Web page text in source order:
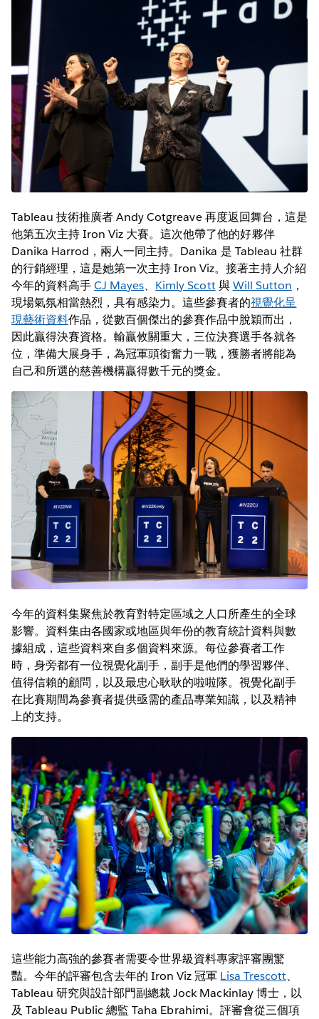
Tableau 技術推廣者 Andy Cotgreave 再度返回舞台，這是
他第五次主持 Iron Viz 大賽。這次他帶了他的好夥伴
Danika Harrod，兩人一同主持。Danika 是 Tableau 社群
的行銷經理，這是她第一次主持 Iron Viz。接著主持人介紹
今年的資料高手CJ Mayes、 Kimly Scott與Will Sutton ，
現場氣氛相當熱烈，具有感染力。這些參賽者的視覺化呈
現藝術資料作品，從數百個傑出的參賽作品中脫穎而出，
因此贏得決賽資格。輸贏攸關重大，三位決賽選手各就各
位，準備大展身手，為冠軍頭銜奮力一戰，獲勝者將能為
自己和所選的慈善機構贏得數千元的獎金。
今年的資料集聚焦於教育對特定區域之人口所產生的全球
影響。資料集由各國家或地區與年份的教育統計資料與數
據組成，這些資料來自多個資料來源。每位參賽者工作
時，身旁都有一位視覺化副手，副手是他們的學習夥伴、
值得信賴的顧問，以及最忠心耿耿的啦啦隊。視覺化副手
在比賽期間為參賽者提供亟需的產品專業知識，以及精神
上的支持。
這些能力高強的參賽者需要令世界級資料專家評審團驚
豔。今年的評審包含去年的 Iron Viz 冠軍 Lisa Trescott、
Tableau 研究與設計部門副總裁 Jock Mackinlay 博士，以
及 Tableau Public 總監 Taha Ebrahimi。評審會從三個項